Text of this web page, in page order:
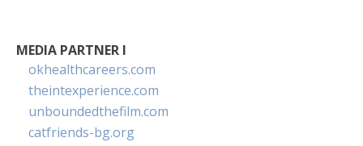
MEDIA PARTNER I
okhealthcareers.com
theintexperience.com
unboundedthefilm.com
catfriends-bg.org